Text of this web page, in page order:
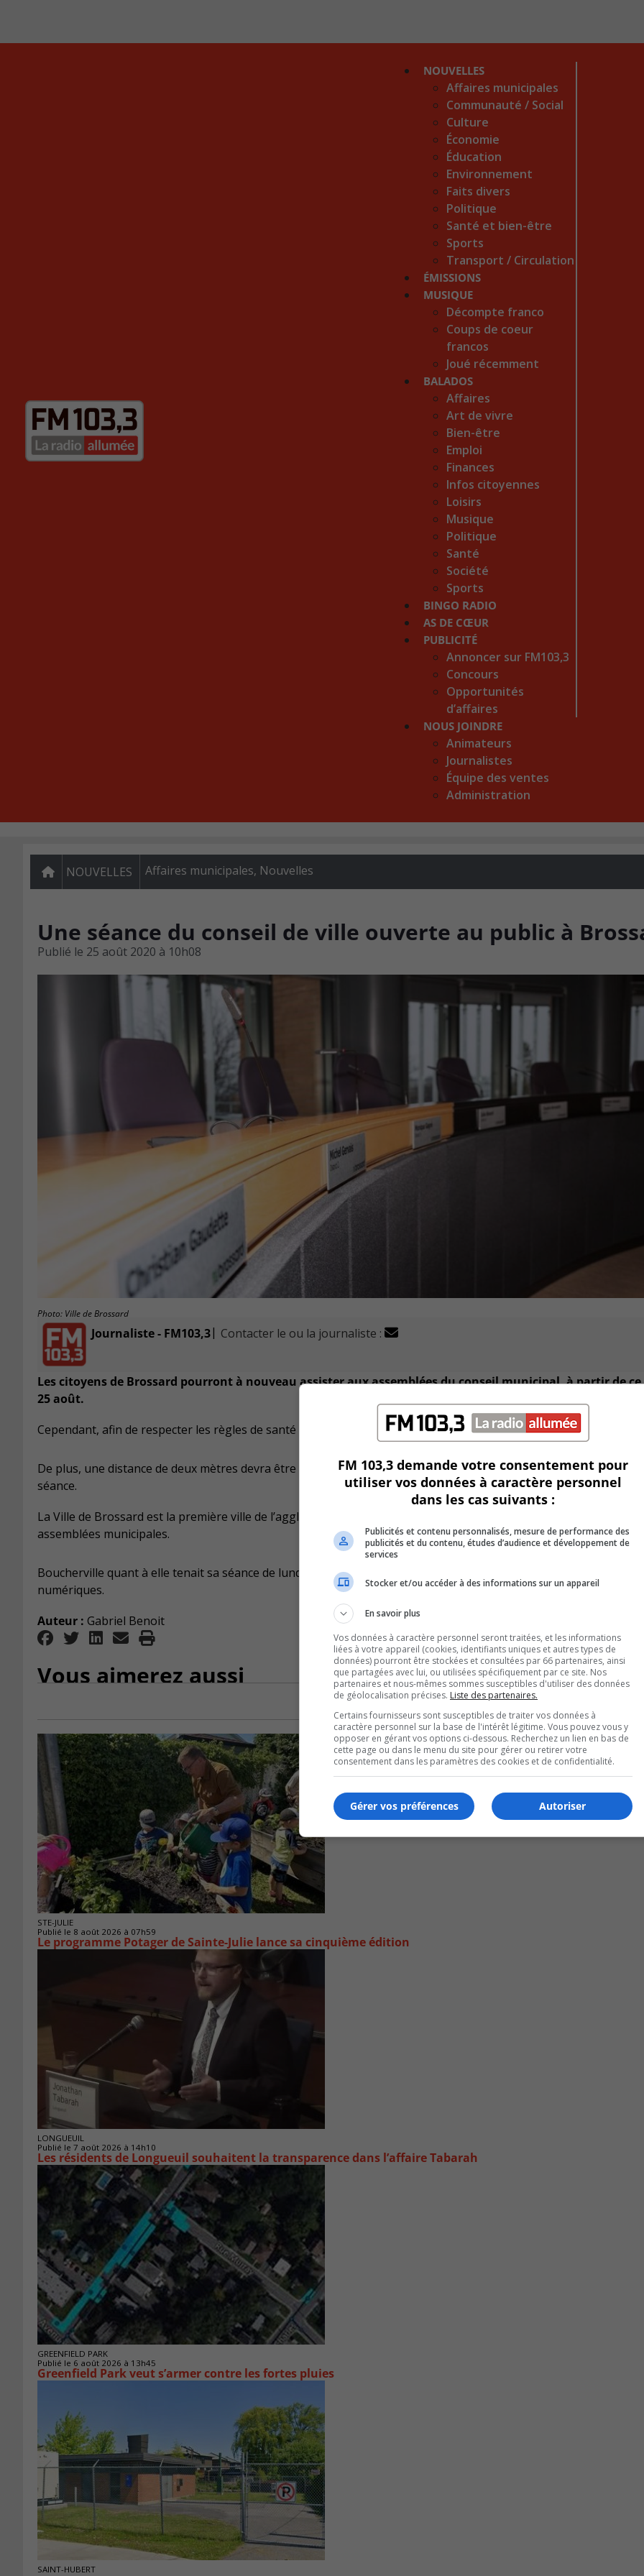
NOUVELLES
Affaires municipales
Communauté / Social
Culture
Économie
Éducation
Environnement
Faits divers
Politique
Santé et bien-être
Sports
Transport / Circulation
ÉMISSIONS
MUSIQUE
Décompte franco
Coups de coeur
francos
Joué récemment
BALADOS
Affaires
Art de vivre
Bien-être
Emploi
Finances
Infos citoyennes
Loisirs
Musique
Politique
Santé
Société
Sports
BINGO RADIO
AS DE CŒUR
PUBLICITÉ
Annoncer sur FM103,3
Concours
Opportunités
d’affaires
NOUS JOINDRE
Animateurs
Journalistes
Équipe des ventes
Administration
NOUVELLES Affaires municipales, Nouvelles
Une séance du conseil de ville ouverte au public à
Publié le 25 août 2020 à 10h08
Photo: Ville de Brossard
Journaliste - FM103,3| Contacter le ou la journaliste :
Les citoyens de Brossard pourront à nouveau assister aux assemblées du conseil municipal, à partir de
25 août.
Cependant, afin de respecter les règles de santé publique, un maximum de 23 citoyens sera autorisé.
De plus, une distance de deux mètres devra être respectée et le port du masque sera obligatoire durant toute la
séance.
La Ville de Brossard est la première ville de l’agglomération de Longueuil à rouvrir ces portes aux citoyens lors
assemblées municipales.
Boucherville quant à elle tenait sa séance de lundi à huis clos Longueuil tient sa séance de ce soir via les
numériques.
Auteur : Gabriel Benoit
Vous aimerez aussi
STE-JULIE
Publié le 8 août 2026 à 07h59
Le programme Potager de Sainte-Julie lance sa cinquième édition
LONGUEUIL
Publié le 7 août 2026 à 14h10
Les résidents de Longueuil souhaitent la transparence dans l’affaire Tabarah
GREENFIELD PARK
Publié le 6 août 2026 à 13h45
Greenfield Park veut s’armer contre les fortes pluies
SAINT-HUBERT
FM 103,3 demande votre consentement pour
utiliser vos données à caractère personnel
dans les cas suivants :
Publicités et contenu personnalisés, mesure de performance des
publicités et du contenu, études d’audience et développement de
services
Stocker et/ou accéder à des informations sur un appareil
En savoir plus
Vos données à caractère personnel seront traitées, et les informations
liées à votre appareil (cookies, identifiants uniques et autres types de
données) pourront être stockées et consultées par 66 partenaires, ainsi
que partagées avec lui, ou utilisées spécifiquement par ce site. Nos
partenaires et nous-mêmes sommes susceptibles d'utiliser des données
de géolocalisation précises. Liste des partenaires.
Certains fournisseurs sont susceptibles de traiter vos données à
caractère personnel sur la base de l'intérêt légitime. Vous pouvez vous y
opposer en gérant vos options ci-dessous. Recherchez un lien en bas de
cette page ou dans le menu du site pour gérer ou retirer votre
consentement dans les paramètres des cookies et de confidentialité.
Autoriser
Gérer vos préférences